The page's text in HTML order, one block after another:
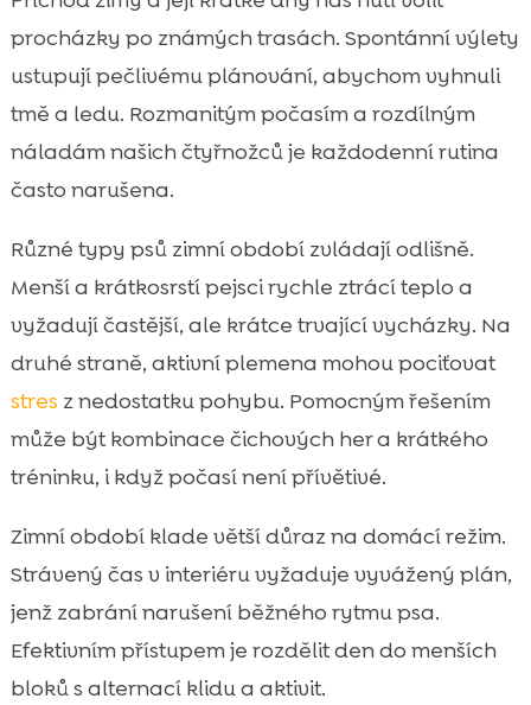
procházky po známých trasách. Spontánní výlety
ustupují pečlivému plánování, abychom vyhnuli
tmě a ledu. Rozmanitým počasím a rozdílným
náladám našich čtyřnožců je každodenní rutina
často narušena.
Různé typy psů zimní období zvládají odlišně.
Menší a krátkosrstí pejsci rychle ztrácí teplo a
vyžadují častější, ale krátce trvající vycházky. Na
druhé straně, aktivní plemena mohou pociťovat
stres z nedostatku pohybu. Pomocným řešením
může být kombinace čichových her a krátkého
tréninku, i když počasí není přívětivé.
Zimní období klade větší důraz na domácí režim.
Strávený čas v interiéru vyžaduje vyvážený plán,
jenž zabrání narušení běžného rytmu psa.
Efektivním přístupem je rozdělit den do menších
bloků s alternací klidu a aktivit.